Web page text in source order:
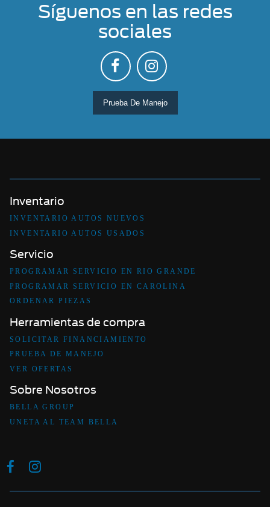
Síguenos en las redes
sociales
Prueba De Manejo
Inventario
INVENTARIO AUTOS NUEVOS
INVENTARIO AUTOS USADOS
Servicio
PROGRAMAR SERVICIO EN RIO GRANDE
PROGRAMAR SERVICIO EN CAROLINA
ORDENAR PIEZAS
Herramientas de compra
SOLICITAR FINANCIAMIENTO
PRUEBA DE MANEJO
VER OFERTAS
Sobre Nosotros
BELLA GROUP
UNETA AL TEAM BELLA